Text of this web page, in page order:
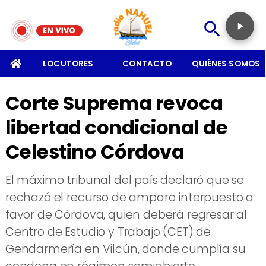
LOCUTORES CONTACTO QUIÉNES SOMOS
Corte Suprema revoca
libertad condicional de
Celestino Córdova
El máximo tribunal del país declaró que se
rechazó el recurso de amparo interpuesto a
favor de Córdova, quien deberá regresar al
Centro de Estudio y Trabajo (CET) de
Gendarmería en Vilcún, donde cumplía su